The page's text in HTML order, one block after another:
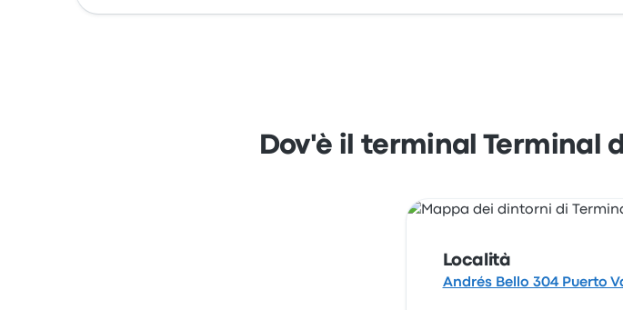
Dov'è il terminal Terminal
Località
Andrés Bello 304 Puerto